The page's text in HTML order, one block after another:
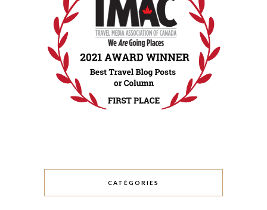
CATÉGORIES